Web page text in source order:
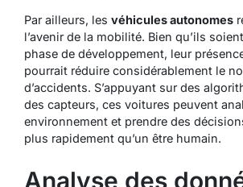
Par ailleurs, les véhicules autonomes
l’avenir de la mobilité. Bien qu’ils
phase de développement, leur
pourrait réduire considérablement le
d’accidents. S’appuyant sur des
des capteurs, ces voitures peuvent
environnement et prendre des
plus rapidement qu’un être humain.
Analyse des